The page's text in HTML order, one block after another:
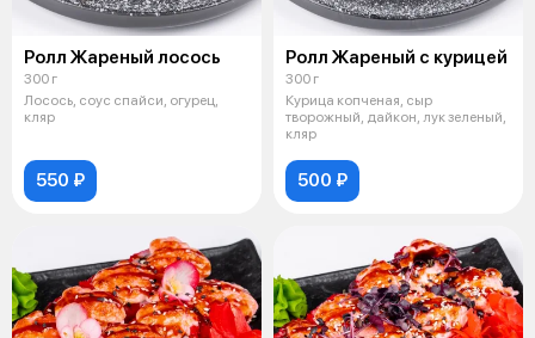
Ролл Жареный лосось
300 г
Лосось, соус спайси, огурец,
кляр
550 ₽
Ролл Жареный с курицей
300 г
Курица копченая, сыр
творожный, дайкон, лук зеленый,
кляр
500 ₽